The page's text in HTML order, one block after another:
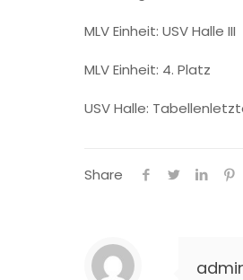
MLV Einheit: USV Halle
MLV Einheit: 4. Platz
USV Halle:
Share